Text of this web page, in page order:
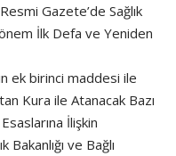
Gazete’de Sağlık
İlk Defa ve Yeniden
ek birinci maddesi ile
Kura ile Atanacak Bazı
İlişkin
ve Bağlı